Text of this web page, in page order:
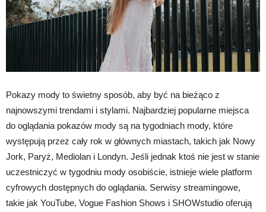
Pokazy mody to świetny sposób, aby być na bieżąco z
najnowszymi trendami i stylami. Najbardziej popularne miejsca
do oglądania pokazów mody są na tygodniach mody, które
występują przez cały rok w głównych miastach, takich jak Nowy
Jork, Paryż, Mediolan i Londyn. Jeśli jednak ktoś nie jest w stanie
uczestniczyć w tygodniu mody osobiście, istnieje wiele platform
cyfrowych dostępnych do oglądania. Serwisy streamingowe,
takie jak YouTube, Vogue Fashion Shows i SHOWstudio oferują